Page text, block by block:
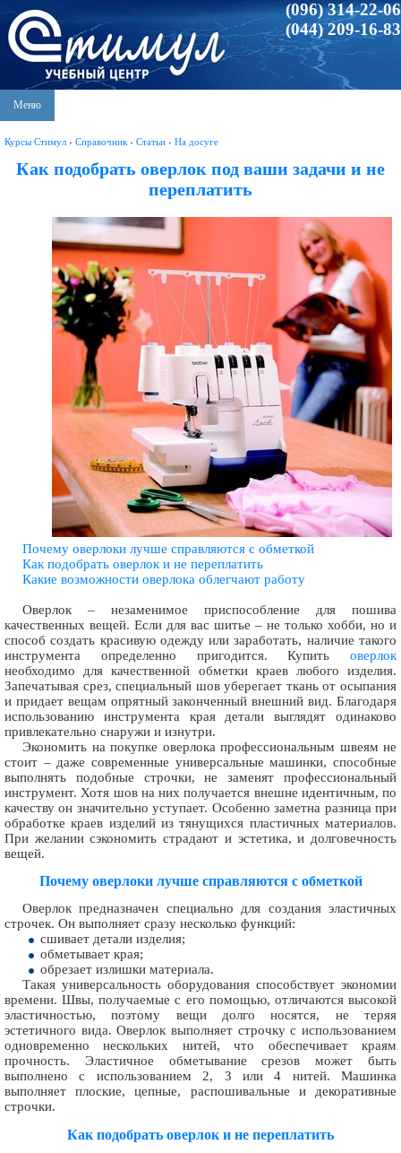
(096) 314-22-06
(044) 209-16-83
Меню
Курсы Стимул › Справочник › Статьи › На досуге
Как подобрать оверлок под ваши задачи и не
переплатить
Почему оверлоки лучше справляются с обметкой
Как подобрать оверлок и не переплатить
Какие возможности оверлока облегчают работу
Оверлок – незаменимое приспособление для пошива
качественных вещей. Если для вас шитье – не только хобби, но и
способ создать красивую одежду или заработать, наличие такого
инструмента определенно пригодится. Купить оверлок
необходимо для качественной обметки краев любого изделия.
Запечатывая срез, специальный шов уберегает ткань от осыпания
и придает вещам опрятный законченный внешний вид. Благодаря
использованию инструмента края детали выглядят одинаково
привлекательно снаружи и изнутри.
Экономить на покупке оверлока профессиональным швеям не
стоит – даже современные универсальные машинки, способные
выполнять подобные строчки, не заменят профессиональный
инструмент. Хотя шов на них получается внешне идентичным, по
качеству он значительно уступает. Особенно заметна разница при
обработке краев изделий из тянущихся пластичных материалов.
При желании сэкономить страдают и эстетика, и долговечность
вещей.
Почему оверлоки лучше справляются с обметкой
Оверлок предназначен специально для создания эластичных
строчек. Он выполняет сразу несколько функций:
сшивает детали изделия;
обметывает края;
обрезает излишки материала.
Такая универсальность оборудования способствует экономии
времени. Швы, получаемые с его помощью, отличаются высокой
эластичностью, поэтому вещи долго носятся, не теряя
эстетичного вида. Оверлок выполняет строчку с использованием
одновременно нескольких нитей, что обеспечивает краям
прочность. Эластичное обметывание срезов может быть
выполнено с использованием 2, 3 или 4 нитей. Машинка
выполняет плоские, цепные, распошивальные и декоративные
строчки.
Как подобрать оверлок и не переплатить